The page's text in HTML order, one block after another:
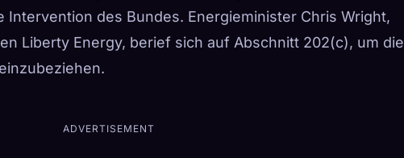
Intervention des Bundes. Energieminister Chris Wright,
Liberty Energy, berief sich auf Abschnitt 202(c), um die
ADVERTISEMENT